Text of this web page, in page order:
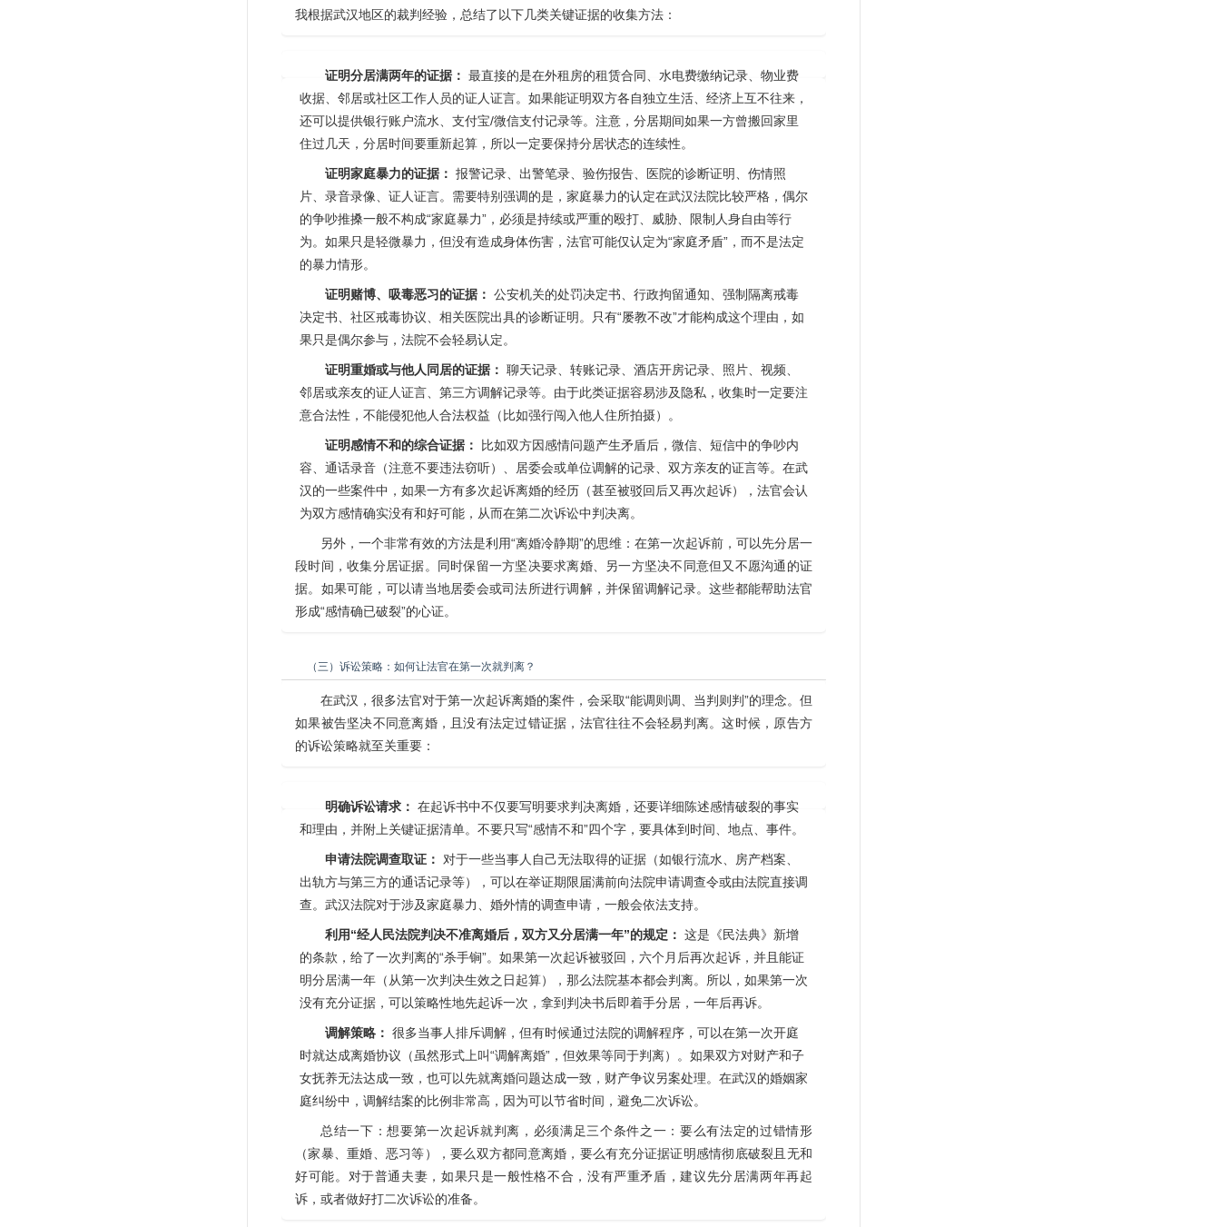
我根据武汉地区的裁判经验，总结了以下几类关键证据的收集方法：
证明分居满两年的证据： 最直接的是在外租房的租赁合同、水电费缴纳记录、物业费
收据、邻居或社区工作人员的证人证言。如果能证明双方各自独立生活、经济上互不往来，
还可以提供银行账户流水、支付宝/微信支付记录等。注意，分居期间如果一方曾搬回家里
住过几天，分居时间要重新起算，所以一定要保持分居状态的连续性。
证明家庭暴力的证据： 报警记录、出警笔录、验伤报告、医院的诊断证明、伤情照
片、录音录像、证人证言。需要特别强调的是，家庭暴力的认定在武汉法院比较严格，偶尔
的争吵推搡一般不构成“家庭暴力”，必须是持续或严重的殴打、威胁、限制人身自由等行
为。如果只是轻微暴力，但没有造成身体伤害，法官可能仅认定为“家庭矛盾”，而不是法定
的暴力情形。
证明赌博、吸毒恶习的证据： 公安机关的处罚决定书、行政拘留通知、强制隔离戒毒
决定书、社区戒毒协议、相关医院出具的诊断证明。只有“屡教不改”才能构成这个理由，如
果只是偶尔参与，法院不会轻易认定。
证明重婚或与他人同居的证据： 聊天记录、转账记录、酒店开房记录、照片、视频、
邻居或亲友的证人证言、第三方调解记录等。由于此类证据容易涉及隐私，收集时一定要注
意合法性，不能侵犯他人合法权益（比如强行闯入他人住所拍摄）。
证明感情不和的综合证据：
比如双方因感情问题产生矛盾后，微信、短信中的争吵内
容、通话录音（注意不要违法窃听）、居委会或单位调解的记录、双方亲友的证言等。在武
汉的一些案件中，如果一方有多次起诉离婚的经历（甚至被驳回后又再次起诉），法官会认
为双方感情确实没有和好可能，从而在第二次诉讼中判决离。
另外，一个非常有效的方法是利用“离婚冷静期”的思维：在第一次起诉前，可以先分居一
段时间，收集分居证据。同时保留一方坚决要求离婚、另一方坚决不同意但又不愿沟通的证
据。如果可能，可以请当地居委会或司法所进行调解，并保留调解记录。这些都能帮助法官
形成“感情确已破裂”的心证。
（三）诉讼策略：如何让法官在第一次就判离？
在武汉，很多法官对于第一次起诉离婚的案件，会采取“能调则调、当判则判”的理念。但
如果被告坚决不同意离婚，且没有法定过错证据，法官往往不会轻易判离。这时候，原告方
的诉讼策略就至关重要：
明确诉讼请求： 在起诉书中不仅要写明要求判决离婚，还要详细陈述感情破裂的事实
和理由，并附上关键证据清单。不要只写“感情不和”四个字，要具体到时间、地点、事件。
申请法院调查取证：
对于一些当事人自己无法取得的证据（如银行流水、房产档案、
出轨方与第三方的通话记录等），可以在举证期限届满前向法院申请调查令或由法院直接调
查。武汉法院对于涉及家庭暴力、婚外情的调查申请，一般会依法支持。
利用“经人民法院判决不准离婚后，双方又分居满一年”的规定： 这是《民法典》新增
的条款，给了一次判离的“杀手锏”。如果第一次起诉被驳回，六个月后再次起诉，并且能证
明分居满一年（从第一次判决生效之日起算），那么法院基本都会判离。所以，如果第一次
没有充分证据，可以策略性地先起诉一次，拿到判决书后即着手分居，一年后再诉。
调解策略： 很多当事人排斥调解，但有时候通过法院的调解程序，可以在第一次开庭
时就达成离婚协议（虽然形式上叫“调解离婚”，但效果等同于判离）。如果双方对财产和子
女抚养无法达成一致，也可以先就离婚问题达成一致，财产争议另案处理。在武汉的婚姻家
庭纠纷中，调解结案的比例非常高，因为可以节省时间，避免二次诉讼。
总结一下：想要第一次起诉就判离，必须满足三个条件之一：要么有法定的过错情形
（家暴、重婚、恶习等），要么双方都同意离婚，要么有充分证据证明感情彻底破裂且无和
好可能。对于普通夫妻，如果只是一般性格不合，没有严重矛盾，建议先分居满两年再起
诉，或者做好打二次诉讼的准备。